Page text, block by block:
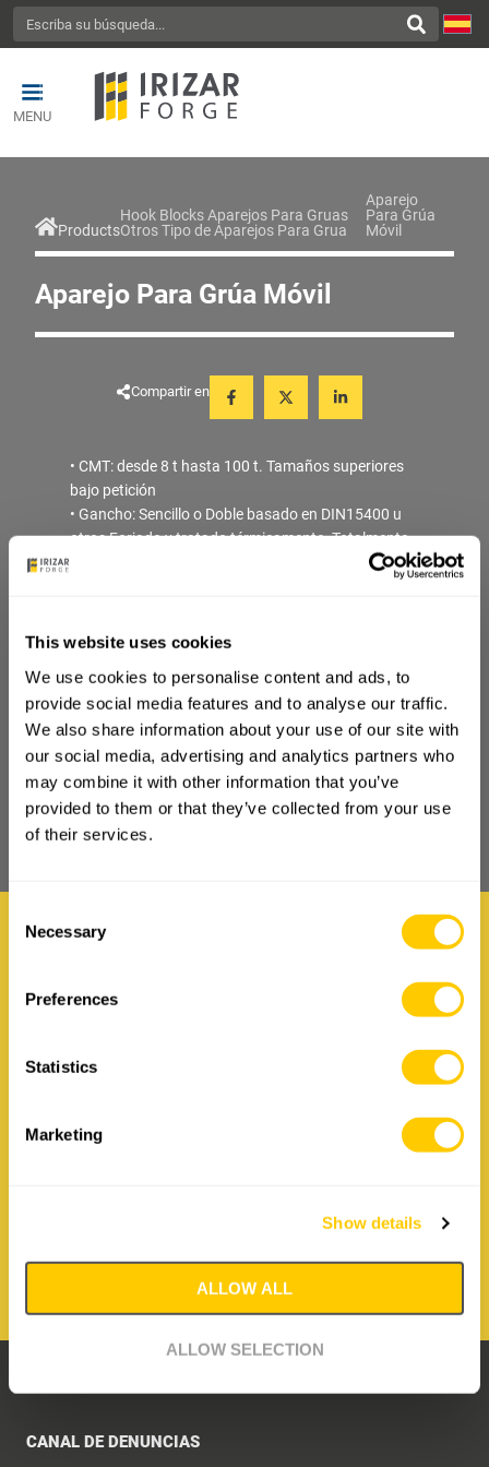
This website uses cookies
We use cookies to personalise content and ads, to
provide social media features and to analyse our traffic.
We also share information about your use of our site with
our social media, advertising and analytics partners who
may combine it with other information that you’ve
provided to them or that they’ve collected from your use
of their services.
Selection
Necessary
Preferences
Statistics
Marketing
Show details
ALLOW ALL
ALLOW SELECTION
MENU
Products
Hook Blocks Aparejos Para Gruas
Otros Tipo de Aparejos Para Grua
Aparejo
Para Grúa
Móvil
Aparejo Para Grúa Móvil
Compartir en
• CMT: desde 8 t hasta 100 t. Tamaños superiores
bajo petición
• Gancho: Sencillo o Doble basado en DIN15400 u
otros Forjado y tratado térmicamente. Totalmente
soldada, sólida o de plástico (Nylon)
rodillos/bolas para poleas
• Completamente pintado por dentro y fuera
• Certificado: EN10204-3.1. Certificación 3.2 con
entidades de clasificación bajo petición
Contact Irizar Forge
Hiribarren 26, 20210 Lazkao
T: +34 943 88 09 36
CANAL DE DENUNCIAS